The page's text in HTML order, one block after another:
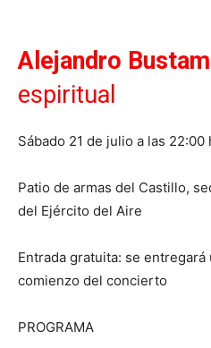
Alejandro
espiritual
Sábado 21 de julio a las 22:00
Patio de armas del Castillo,
del Ejército del Aire
Entrada gratuita: se entregará
comienzo del concierto
PROGRAMA